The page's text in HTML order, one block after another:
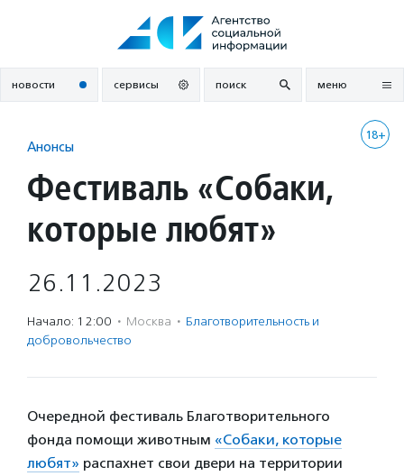
новости сервисы поиск меню
18+
Анонсы
Фестиваль «Собаки,
которые любят»
26.11.2023
Начало: 12:00 · Москва · Благотвори­тель­ность и
доброволь­чест­во
Очередной фестиваль Благотворительного
фонда помощи животным «Собаки, которые
любят» распахнет свои двери на территории